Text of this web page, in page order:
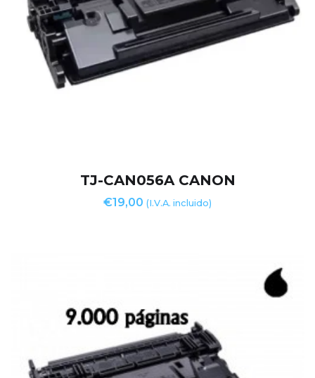
TJ-CAN056A CANON
€19,00 (I.V.A. incluido)